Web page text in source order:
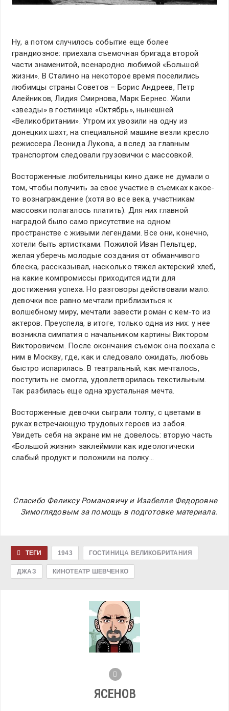
Ну, а потом случилось событие еще более
грандиозное: приехала съемочная бригада второй
части знаменитой, всенародно любимой «Большой
жизни». В Сталино на некоторое время поселились
любимцы страны Советов – Борис Андреев, Петр
Алейников, Лидия Смирнова, Марк Бернес. Жили
«звезды» в гостинице «Октябрь», нынешней
«Великобритании». Утром их увозили на одну из
донецких шахт, на специальной машине везли кресло
режиссера Леонида Лукова, а вслед за главным
транспортом следовали грузовички с массовкой.
Восторженные любительницы кино даже не думали о
том, чтобы получить за свое участие в съемках какое-
то вознаграждение (хотя во все века, участникам
массовки полагалось платить). Для них главной
наградой было само присутствие на одном
пространстве с живыми легендами. Все они, конечно,
хотели быть артистками. Пожилой Иван Пельтцер,
желая уберечь молодые создания от обманчивого
блеска, рассказывал, насколько тяжел актерский хлеб,
на какие компромиссы приходится идти для
достижения успеха. Но разговоры действовали мало:
девочки все равно мечтали приблизиться к
волшебному миру, мечтали завести роман с кем-то из
актеров. Преуспела, в итоге, только одна из них: у нее
возникла симпатия с начальником картины Виктором
Викторовичем. После окончания съемок она поехала с
ним в Москву, где, как и следовало ожидать, любовь
быстро испарилась. В театральный, как мечталось,
поступить не смогла, удовлетворилась текстильным.
Так разбилась еще одна хрустальная мечта.
Восторженные девочки сыграли толпу, с цветами в
руках встречающую трудовых героев из забоя.
Увидеть себя на экране им не довелось: вторую часть
«Большой жизни» заклеймили как идеологически
слабый продукт и положили на полку…
Спасибо Феликсу Романовичу и Изабелле Федоровне
Зимоглядовым за помощь в подготовке материала.
ТЕГИ 1943 ГОСТИНИЦА ВЕЛИКОБРИТАНИЯ
ДЖАЗ КИНОТЕАТР ШЕВЧЕНКО
ЯСЕНОВ